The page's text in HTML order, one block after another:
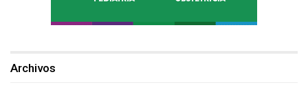
Archivos